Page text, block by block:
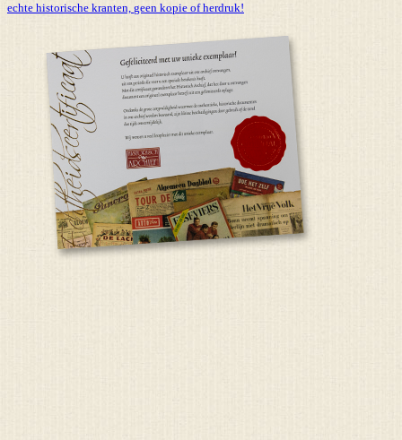
echte historische kranten, geen kopie of herdruk!